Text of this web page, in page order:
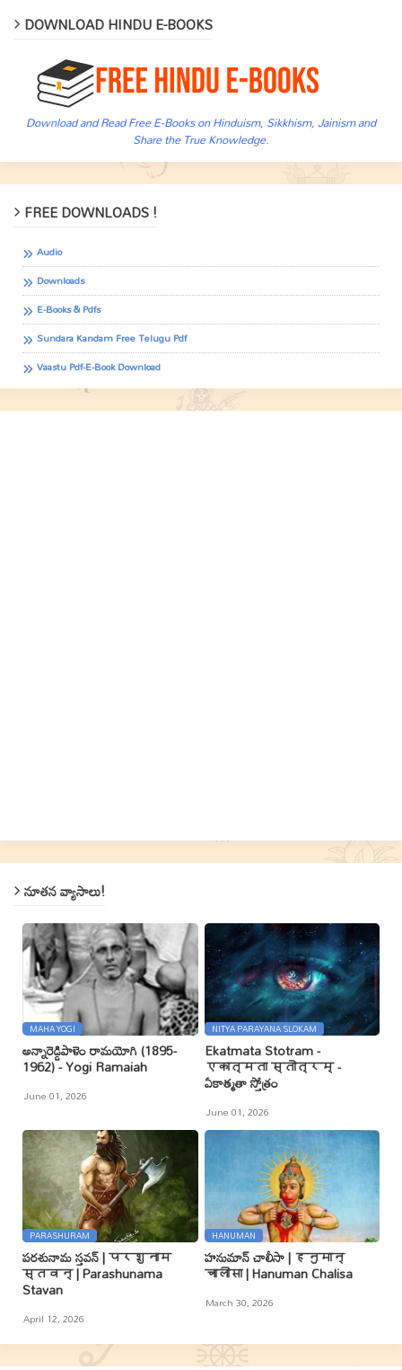
DOWNLOAD HINDU E-BOOKS
Download and Read Free E-Books on Hinduism, Sikkhism, Jainism and
Share the True Knowledge.
FREE DOWNLOADS !
Audio
Downloads
E-Books & Pdfs
Sundara Kandam Free Telugu Pdf
Vaastu Pdf-E-Book Download
నూతన వ్యాసాలు!
MAHA YOGI
అన్నారెడ్డిపాళెం రామయోగి (1895-
1962) - Yogi Ramaiah
June 01, 2026
NITYA PARAYANA SLOKAM
Ekatmata Stotram -
एकात्मता स्तोत्रम् -
ఏకాత్మతా స్తోత్రం
June 01, 2026
PARASHURAM
పరశునామ స్తవన్ | परशुनाम
स्तवन् | Parashunama
Stavan
April 12, 2026
HANUMAN
హనుమాన్ చాలీసా | हनुमान्
चालीसा | Hanuman Chalisa
March 30, 2026